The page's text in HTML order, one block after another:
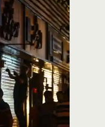
رئیس کمیسیون صنعت
بدون اطلاع برق در
«خاموشی‌ها، آسیب
وارد کرده و دولت